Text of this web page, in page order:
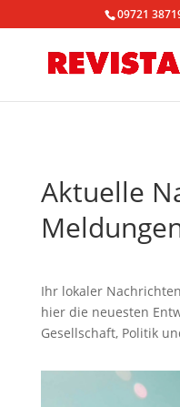
09721
Aktuelle
Ihr lokaler
hier die neuesten
Gesellschaft, Politik